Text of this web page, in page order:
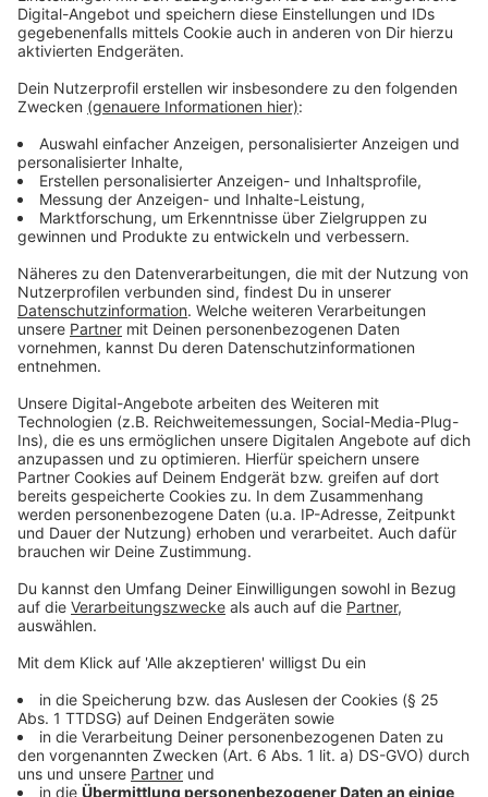
Essen achten können.
bergen Gefahren
E-Mail-Postfächer Postfächer können ruckzuck zum
Datenschutzrisiko werden. Lassen Sie es gar nicht erst so
weit kommen.
lassen
Service|Verlockende Rabatte, angebliche Abschaltungen:
Experten raten bei Glasfaser-Angeboten an der Haustür zur
Vorsicht und geben klare Tipps.
Brauchen ältere Menschen wirklich
Nahrungsergänzungsmittel?
Gesundheit|Nierensteine durch zu viel Vitamin D,
verfälschte Laborwerte und verstecktes Natrium: Welche
Probleme eine Verbraucherschützerin für Senioren sieht –
und mit welchen Alternativen man besser fährt.
Versicherungen und Finanzen: Was Azubis jetzt
wissen sollten
Beruf & Bildung | Welche Versicherungen sind für Azubis
wirklich wichtig und wann lohnt sich ein Abschluss? Die
wichtigsten Tipps zum Start ins Berufsleben.
Partielle Sonnenfinsternis: So schützen Sie Ihre
Augen